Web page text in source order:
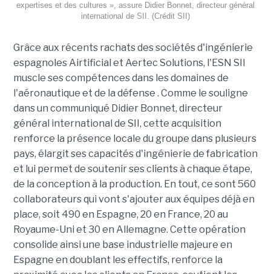
expertises et des cultures », assure Didier Bonnet, directeur général
international de SII. (Crédit SII)
Grâce aux récents rachats des sociétés d'ingénierie
espagnoles Airtificial et Aertec Solutions, l'ESN SII
muscle ses compétences dans les domaines de
l'aéronautique et de la défense . Comme le souligne
dans un communiqué Didier Bonnet, directeur
général international de SII, cette acquisition
renforce la présence locale du groupe dans plusieurs
pays, élargit ses capacités d'ingénierie de fabrication
et lui permet de soutenir ses clients à chaque étape,
de la conception à la production. En tout, ce sont 560
collaborateurs qui vont s'ajouter aux équipes déjà en
place, soit 490 en Espagne, 20 en France, 20 au
Royaume-Uni et 30 en Allemagne. Cette opération
consolide ainsi une base industrielle majeure en
Espagne en doublant les effectifs, renforce la